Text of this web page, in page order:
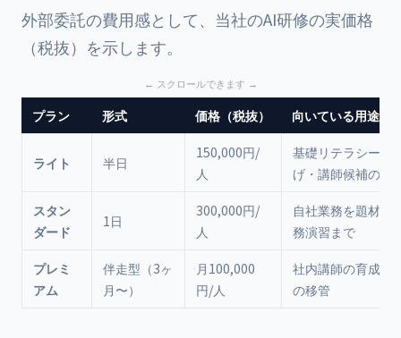
外部委託の費用感として、当社のAI研修の実価格
（税抜）を示します。
プラン 形式 価格（税抜） 向いている用途
ライト 半日
150,000円/
人
基礎リテラシーの
げ・講師候補の発
スタン
ダード
1日
300,000円/
人
自社業務を題材に
務演習まで
プレミ
アム
伴走型（3ヶ
月〜）
月100,000
円/人
社内講師の育成・
の移管